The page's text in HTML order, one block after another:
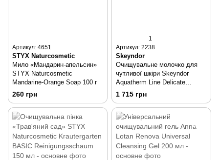
Артикул: 4651
STYX Naturcosmetic
Мило «Мандарин-апельсин»
STYX Naturcosmetic
Mandarine-Orange Soap 100 г
260 грн
1
Артикул: 2238
Skeyndor
Очищувальне молочко для
чутливої шкіри Skeyndor
Aquatherm Line Delicate
Cleansing Milk 250 мл
1 715 грн